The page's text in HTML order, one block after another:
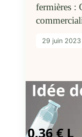
fermières :
29 juin 2023